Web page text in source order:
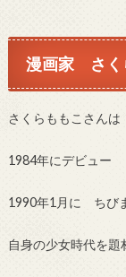
漫画家 さく
さくらももこさんは
1984年にデビュー
1990年1月に ちび
自身の少女時代を題